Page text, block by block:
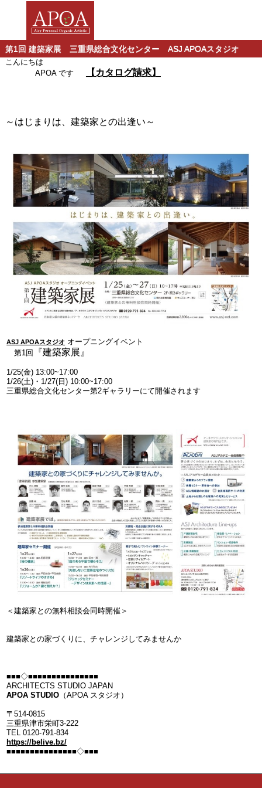
第1回 建築家展 三重県総合文化センター ASJ APOAスタジオ
こんにちは
APOA です
【カタログ請求】
～ はじまりは、建築家との出逢い～
ASJ APOAスタジオ オープニングイベント
第1回
『建築家展』
1/25(金) 13:00~17:00
1/26(土)・1/27(日) 10:00~17:00
三重県総合文化センター第2ギャラリーにて開催されます
＜建築家との無料相談会同時開催＞
建築家との家づくりに、チャレンジしてみませんか
■■■◇■■■■■■■■■■■■■■■
ARCHITECTS STUDIO JAPAN
APOA STUDIO （APOA スタジオ）
〒514-0815
三重県津市栄町3-222
TEL 0120-791-834
https://belive.bz/
■■■■■■■■■■■■■■■◇■■■